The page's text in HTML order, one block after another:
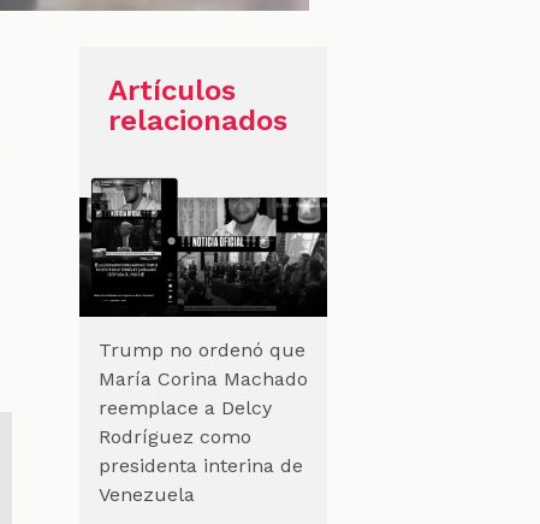
Artículos
relacionados
Trump no ordenó que
María Corina Machado
reemplace a Delcy
Rodríguez como
presidenta interina de
Venezuela